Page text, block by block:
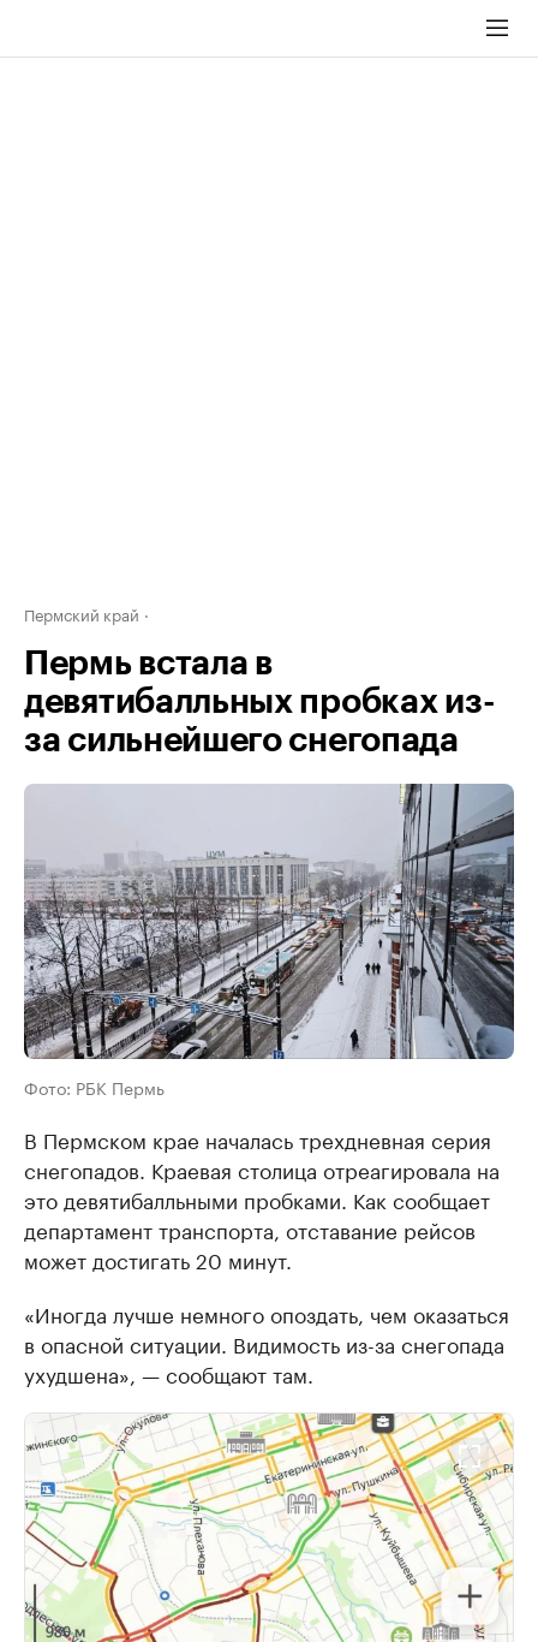
Пермский край
Пермь встала в
девятибалльных пробках из-
за сильнейшего снегопада
Фото: РБК Пермь
В Пермском крае началась трехдневная серия
снегопадов. Краевая столица отреагировала на
это девятибалльными пробками. Как сообщает
департамент транспорта, отставание рейсов
может достигать 20 минут.
«Иногда лучше немного опоздать, чем оказаться
в опасной ситуации. Видимость из-за снегопада
ухудшена», — сообщают там.